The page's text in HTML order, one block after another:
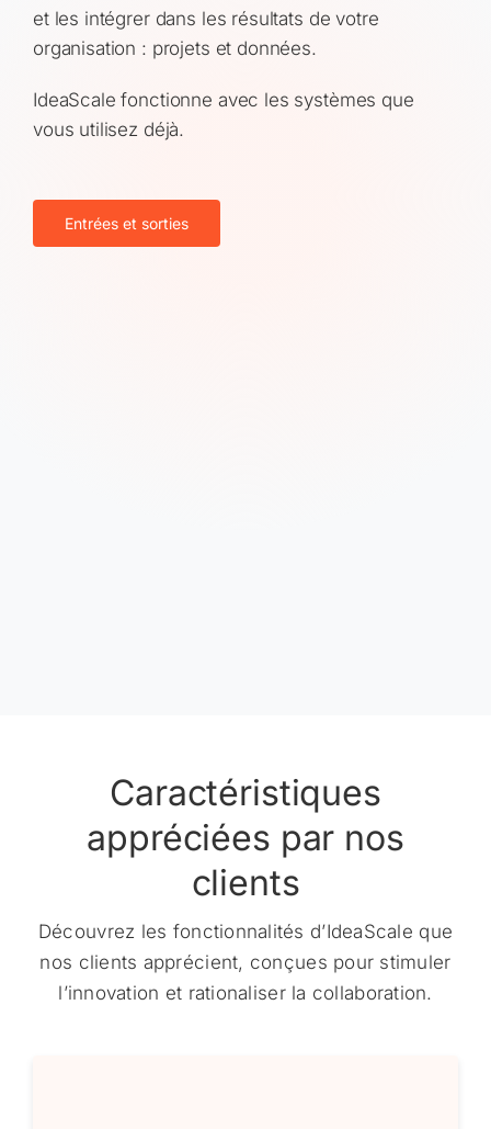
et les intégrer dans les résultats de votre
organisation : projets et données.
IdeaScale fonctionne avec les systèmes que
vous utilisez déjà.
Entrées et sorties
Caractéristiques
appréciées par nos
clients
Découvrez les fonctionnalités d’IdeaScale que
nos clients apprécient, conçues pour stimuler
l’innovation et rationaliser la collaboration.